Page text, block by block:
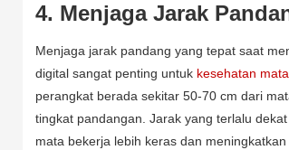
4. Menjaga Jarak
Menjaga jarak pandang yang tepat saat
digital sangat penting untuk kesehatan mata
perangkat berada sekitar 50-70 cm dari
tingkat pandangan. Jarak yang terlalu
mata bekerja lebih keras dan